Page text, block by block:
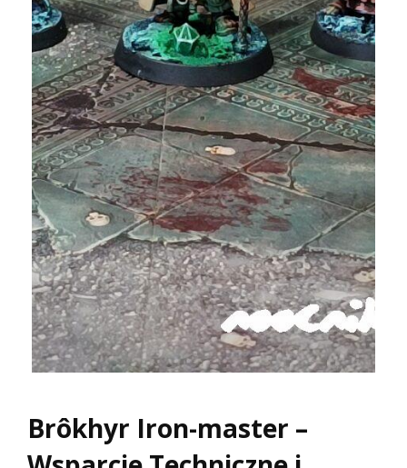
Brôkhyr Iron-master –